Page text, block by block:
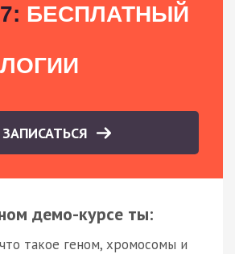
БЕСПЛАТНЫЙ
ЗАПИСАТЬСЯ
демо-курсе ты:
такое геном, хромосомы и